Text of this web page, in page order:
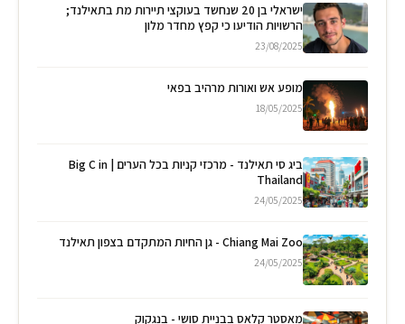
ישראלי בן 20 שנחשד בעוקצי תיירות מת בתאילנד;
הרשויות הודיעו כי קפץ מחדר מלון
23/08/2025
מופע אש ואורות מרהיב בפאי
18/05/2025
ביג סי תאילנד - מרכזי קניות בכל הערים | Big C in
Thailand
24/05/2025
Chiang Mai Zoo - גן החיות המתקדם בצפון תאילנד
24/05/2025
מאסטר קלאס בבניית סושי - בנגקוק